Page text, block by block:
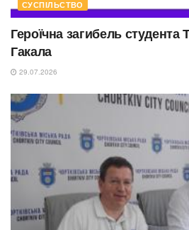
СУСПІЛЬСТВО
Героїчна загибель студента
Гакала
29.07.2026